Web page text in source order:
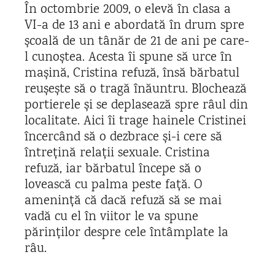
În octombrie 2009, o elevă în clasa a
VI-a de 13 ani e abordată în drum spre
școală de un tânăr de 21 de ani pe care-
l cunoștea. Acesta îi spune să urce în
mașină, Cristina refuză, însă bărbatul
reușește să o tragă înăuntru. Blochează
portierele și se deplasează spre râul din
localitate. Aici îi trage hainele Cristinei
încercând să o dezbrace și-i cere să
întrețină relații sexuale. Cristina
refuză, iar bărbatul începe să o
lovească cu palma peste față. O
amenință că dacă refuză să se mai
vadă cu el în viitor le va spune
părinților despre cele întâmplate la
râu.